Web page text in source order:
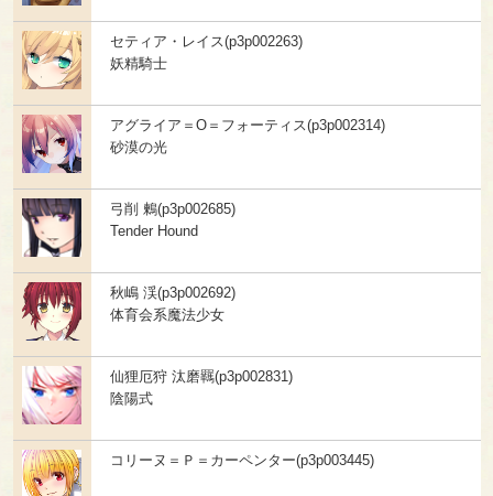
セティア・レイス(p3p002263)
妖精騎士
アグライア＝O＝フォーティス(p3p002314)
砂漠の光
弓削 鶫(p3p002685)
Tender Hound
秋嶋 渓(p3p002692)
体育会系魔法少女
仙狸厄狩 汰磨羈(p3p002831)
陰陽式
コリーヌ＝Ｐ＝カーペンター(p3p003445)